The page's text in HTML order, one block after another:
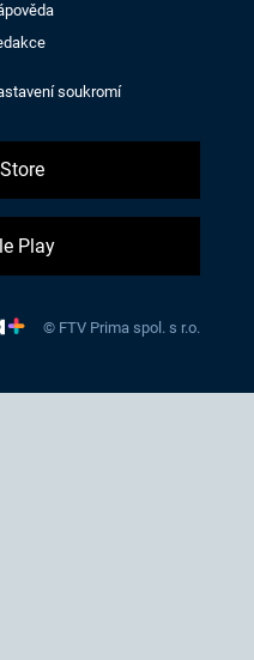
soukromí
Play
© FTV Prima spol. s r.o.